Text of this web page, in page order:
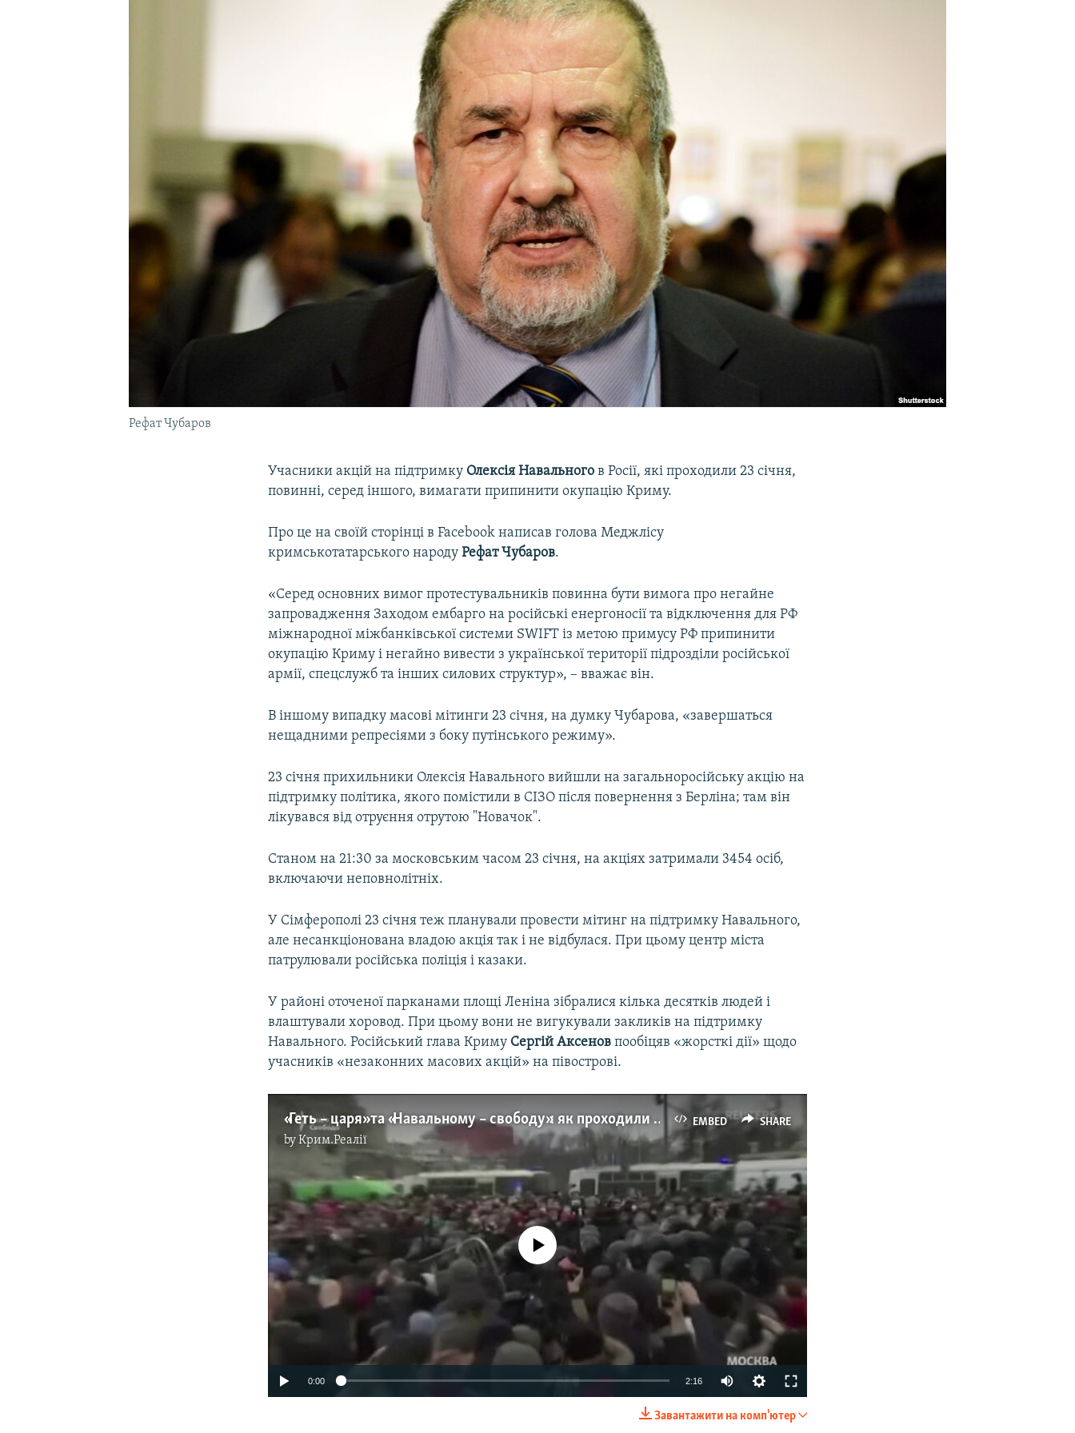
Рефат Чубаров
Учасники акцій на підтримку Олексія Навальногов Росії, які проходили 23 січня,
повинні, серед іншого, вимагати припинити окупацію Криму.
Про це на своїй сторінці в Facebook написав голова Меджлісу
кримськотатарського народуРефат Чубаров.
«Серед основних вимог протестувальників повинна бути вимога про негайне
запровадження Заходом ембарго на російські енергоносії та відключення для РФ
міжнародної міжбанківської системи SWIFT із метою примусу РФ припинити
окупацію Криму і негайно вивести з української території підрозділи російської
армії, спецслужб та інших силових структур», – вважає він.
В іншому випадку масові мітинги 23 січня, на думку Чубарова, «завершаться
нещадними репресіями з боку путінського режиму».
23 січня прихильники Олексія Навального вийшли на загальноросійську акцію на
підтримку політика, якого помістили в СІЗО після повернення з Берліна; там він
лікувався від отруєння отрутою "Новачок".
Станом на 21:30 за московським часом 23 січня, на акціях затримали 3454 осіб,
включаючи неповнолітніх.
У Сімферополі 23 січня теж планували провести мітинг на підтримку Навального,
але несанкціонована владою акція так і не відбулася. При цьому центр міста
патрулювали російська поліція і казаки.
У районі оточеної парканами площі Леніна зібралися кілька десятків людей і
влаштували хоровод. При цьому вони не вигукували закликів на підтримку
Навального. Російський глава Криму Сергій Аксенов пообіцяв «жорсткі дії» щодо
учасників «незаконних масових акцій» на півострові.
EMBED SHARE
«Геть – царя» та «Навальному – свободу»: як проходили акції на підтримку опозиціонера в Росії (відео)
byКрим.Реалії
No media source currently available
0:00 2:16
Завантажити на комп'ютер